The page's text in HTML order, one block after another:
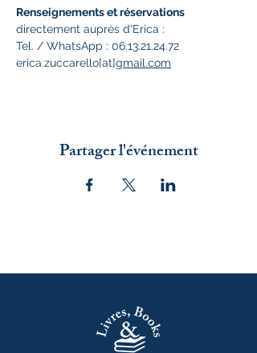
Renseignements et réservations
directement auprès d'Erica :
Tel. / WhatsApp : 06.13.21.24.72
erica.zuccarello[at]gmail.com
Partager l'événement